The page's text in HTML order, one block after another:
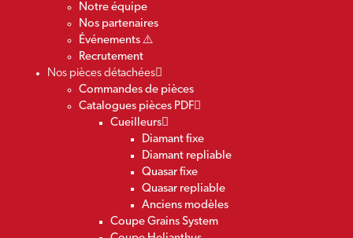
Notre équipe
Nos partenaires
Événements ⚠️
Recrutement
Nos pièces détachées
Commandes de pièces
Catalogues pièces PDF
Cueilleurs
Diamant fixe
Diamant repliable
Quasar fixe
Quasar repliable
Anciens modèles
Coupe Grains System